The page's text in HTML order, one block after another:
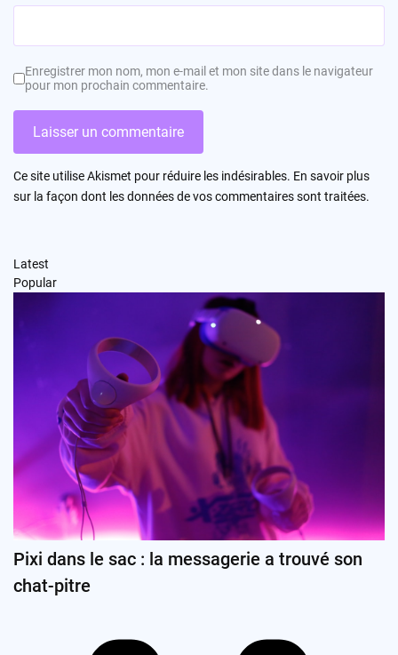
Enregistrer mon nom, mon e-mail et mon site dans le navigateur
pour mon prochain commentaire.
Ce site utilise Akismet pour réduire les indésirables. En savoir plus
sur la façon dont les données de vos commentaires sont traitées.
Latest
Popular
Pixi dans le sac : la messagerie a trouvé son
chat-pitre